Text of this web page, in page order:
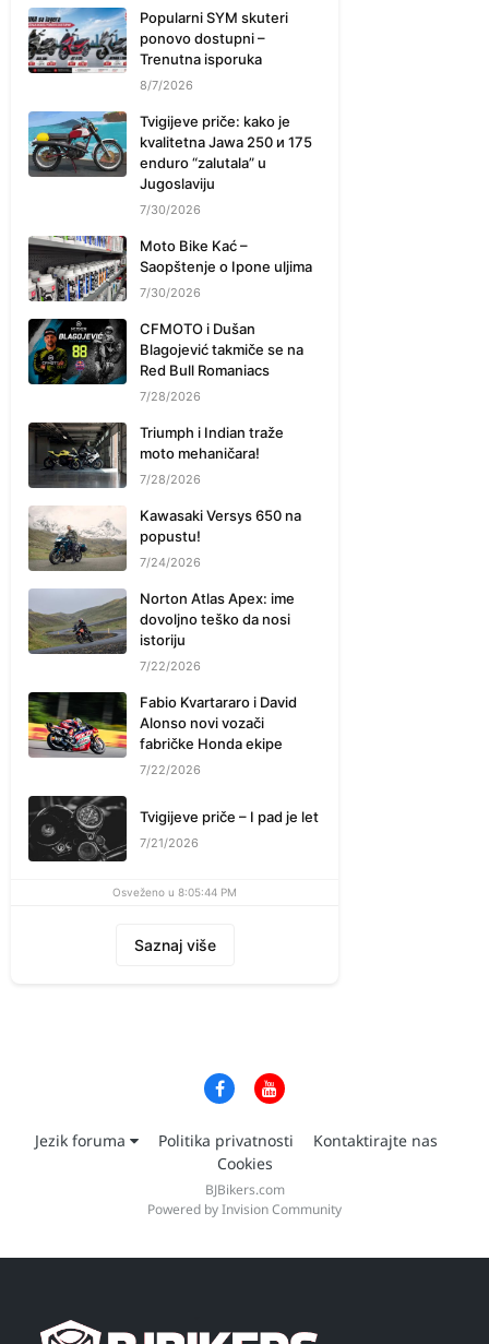
Popularni SYM skuteri
ponovo dostupni –
Trenutna isporuka
8/7/2026
Tvigijeve priče: kako je
kvalitetna Jawa 250 и 175
enduro “zalutala” u
Jugoslaviju
7/30/2026
Moto Bike Kać –
Saopštenje o Ipone uljima
7/30/2026
CFMOTO i Dušan
Blagojević takmiče se na
Red Bull Romaniacs
7/28/2026
Triumph i Indian traže
moto mehaničara!
7/28/2026
Kawasaki Versys 650 na
popustu!
7/24/2026
Norton Atlas Apex: ime
dovoljno teško da nosi
istoriju
7/22/2026
Fabio Kvartararo i David
Alonso novi vozači
fabričke Honda ekipe
7/22/2026
Tvigijeve priče – I pad je let
7/21/2026
Osveženo u 8:05:44 PM
Saznaj više
Jezik foruma Politika privatnosti
Kontaktirajte nas
Cookies
BJBikers.com
Powered by Invision Community